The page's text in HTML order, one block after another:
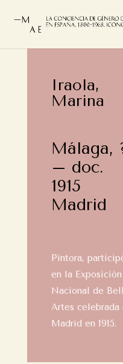
Iraola,
Marina
Málaga,
– doc.
1915
Madrid
Pintora,
en la Exposición
Nacional de
Artes celebrada
Madrid en 1915.